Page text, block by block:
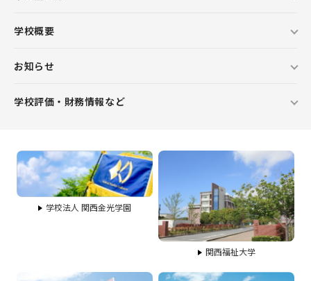
学校概要
お知らせ
学校評価・財務情報など
学校法人 関西金光学園
関西福祉大学